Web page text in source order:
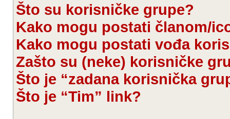
Što su korisničke grupe?
Kako mogu postati članom/
Kako mogu postati vođa
Zašto su (neke) korisničke
Što je “zadana korisnička
Što je “Tim” link?